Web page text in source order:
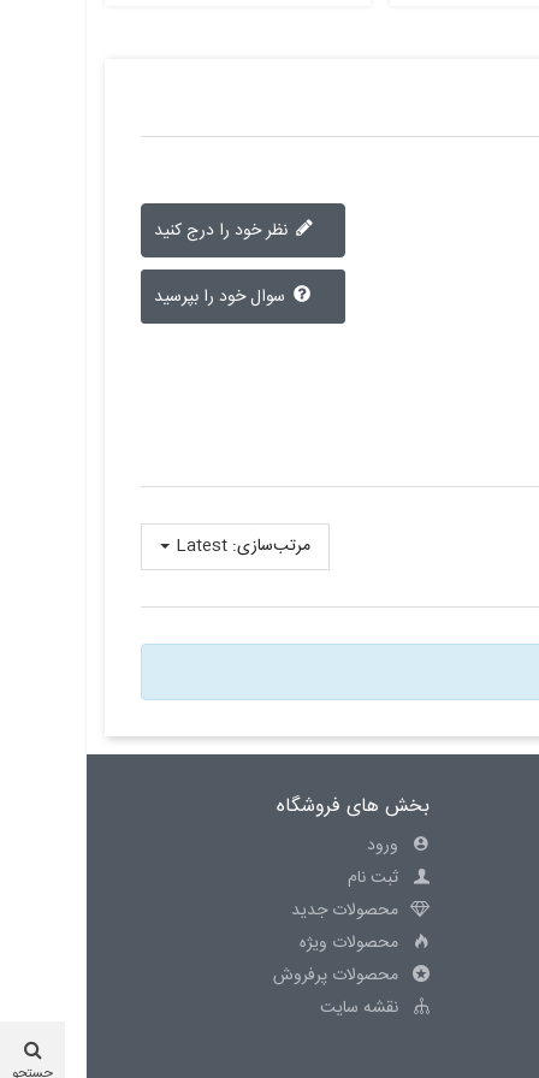
سوال خود را بپرسید
مرتب‌سازی: Latest
بخش های فروشگاه
ورود
ثبت نام
محصولات جدید
محصولات ویژه
محصولات پرفروش
نقشه سایت